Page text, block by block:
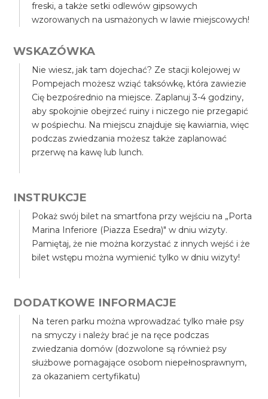
freski, a także setki odlewów gipsowych
wzorowanych na usmażonych w lawie miejscowych!
WSKAZÓWKA
Nie wiesz, jak tam dojechać? Ze stacji kolejowej w
Pompejach możesz wziąć taksówkę, która zawiezie
Cię bezpośrednio na miejsce. Zaplanuj 3-4 godziny,
aby spokojnie obejrzeć ruiny i niczego nie przegapić
w pośpiechu. Na miejscu znajduje się kawiarnia, więc
podczas zwiedzania możesz także zaplanować
przerwę na kawę lub lunch.
INSTRUKCJE
Pokaż swój bilet na smartfona przy wejściu na „Porta
Marina Inferiore (Piazza Esedra)" w dniu wizyty.
Pamiętaj, że nie można korzystać z innych wejść i że
bilet wstępu można wymienić tylko w dniu wizyty!
DODATKOWE INFORMACJE
Na teren parku można wprowadzać tylko małe psy
na smyczy i należy brać je na ręce podczas
zwiedzania domów (dozwolone są również psy
służbowe pomagające osobom niepełnosprawnym,
za okazaniem certyfikatu)